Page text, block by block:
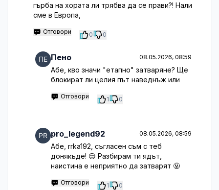
гърба на хората ли трябва да се прави?! Нали
сме в Европа,
Отговори 0 0
Пено 08.05.2026, 08:59
Абе, кво значи "етапно" затваряне? Ще
блокират ли целия път наведнъж или
Отговори 1 0
pro_legend92 08.05.2026, 08:59
Абе, rrka192, съгласен съм с теб
донякъде! 😔 Разбирам ти ядът,
наистина е неприятно да затварят 🤬
Отговори 1 0